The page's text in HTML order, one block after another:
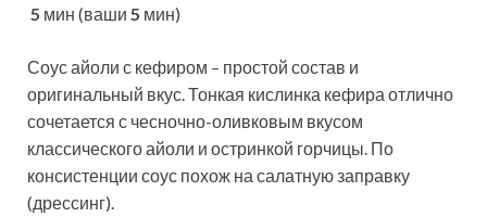
5 мин (ваши 5 мин)
Соус айоли с кефиром – простой состав и
оригинальный вкус. Тонкая кислинка кефира отлично
сочетается с чесночно-оливковым вкусом
классического айоли и остринкой горчицы. По
консистенции соус похож на салатную заправку
(дрессинг).